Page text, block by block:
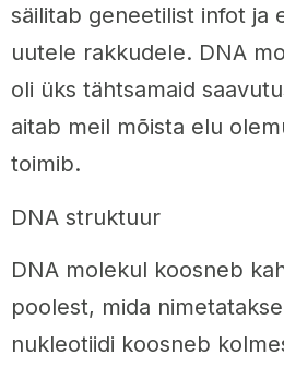
säilitab geneetilist infot ja
uutele rakkudele. DNA
oli üks tähtsamaid
aitab meil mõista elu
toimib.
DNA struktuur
DNA molekul koosneb
poolest, mida
nukleotiidi koosneb